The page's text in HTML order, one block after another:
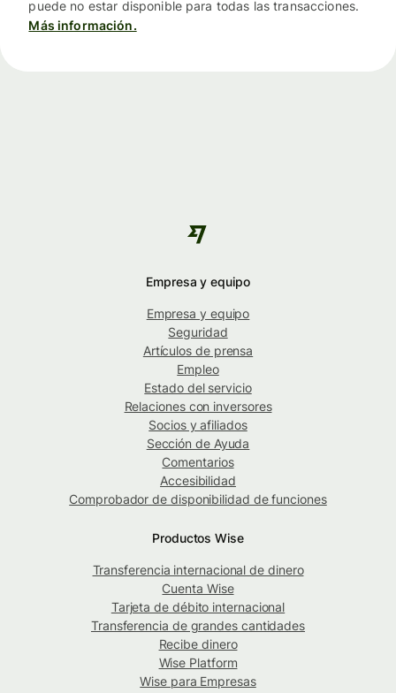
puede no estar disponible para todas las transacciones.
Más información.
Empresa y equipo
Empresa y equipo
Seguridad
Artículos de prensa
Empleo
Estado del servicio
Relaciones con inversores
Socios y afiliados
Sección de Ayuda
Comentarios
Accesibilidad
Comprobador de disponibilidad de funciones
Productos Wise
Transferencia internacional de dinero
Cuenta Wise
Tarjeta de débito internacional
Transferencia de grandes cantidades
Recibe dinero
Wise Platform
Wise para Empresas